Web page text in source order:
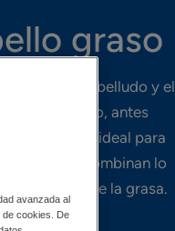
graso
el cuero cabelludo y el
el cabello, antes
de cuidado ideal para
graso combinan lo
aparición de la grasa.
avanzada al
de cookies. De